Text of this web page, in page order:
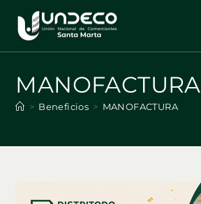
contenido
MANOFACTURA
> Beneficios > MANOFACTURA